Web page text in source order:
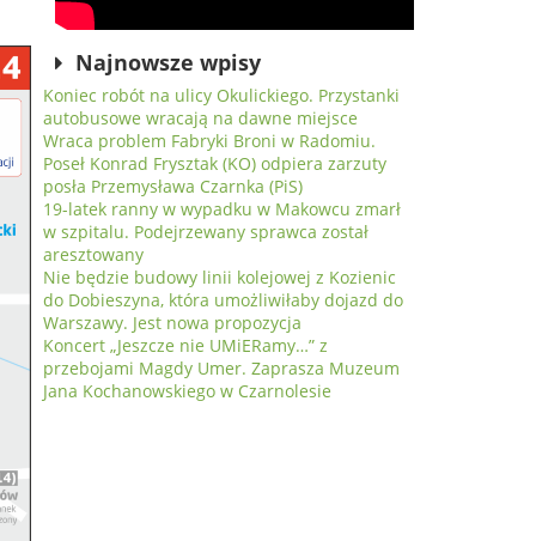
Najnowsze wpisy
Koniec robót na ulicy Okulickiego. Przystanki
autobusowe wracają na dawne miejsce
Wraca problem Fabryki Broni w Radomiu.
Poseł Konrad Frysztak (KO) odpiera zarzuty
posła Przemysława Czarnka (PiS)
19-latek ranny w wypadku w Makowcu zmarł
w szpitalu. Podejrzewany sprawca został
aresztowany
Nie będzie budowy linii kolejowej z Kozienic
do Dobieszyna, która umożliwiłaby dojazd do
Warszawy. Jest nowa propozycja
Koncert „Jeszcze nie UMiERamy…” z
przebojami Magdy Umer. Zaprasza Muzeum
Jana Kochanowskiego w Czarnolesie